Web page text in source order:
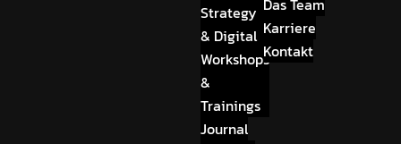
Strategy
& Digital
Workshops
&
Trainings
Journal
Das Team
Karriere
Kontakt